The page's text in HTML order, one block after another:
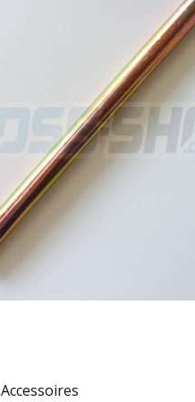
Accessoires